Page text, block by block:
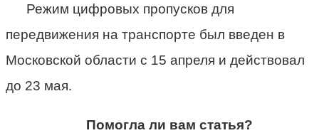
Режим цифровых пропусков для
передвижения на транспорте был введен в
Московской области с 15 апреля и действовал
до 23 мая.
Помогла ли вам статья?